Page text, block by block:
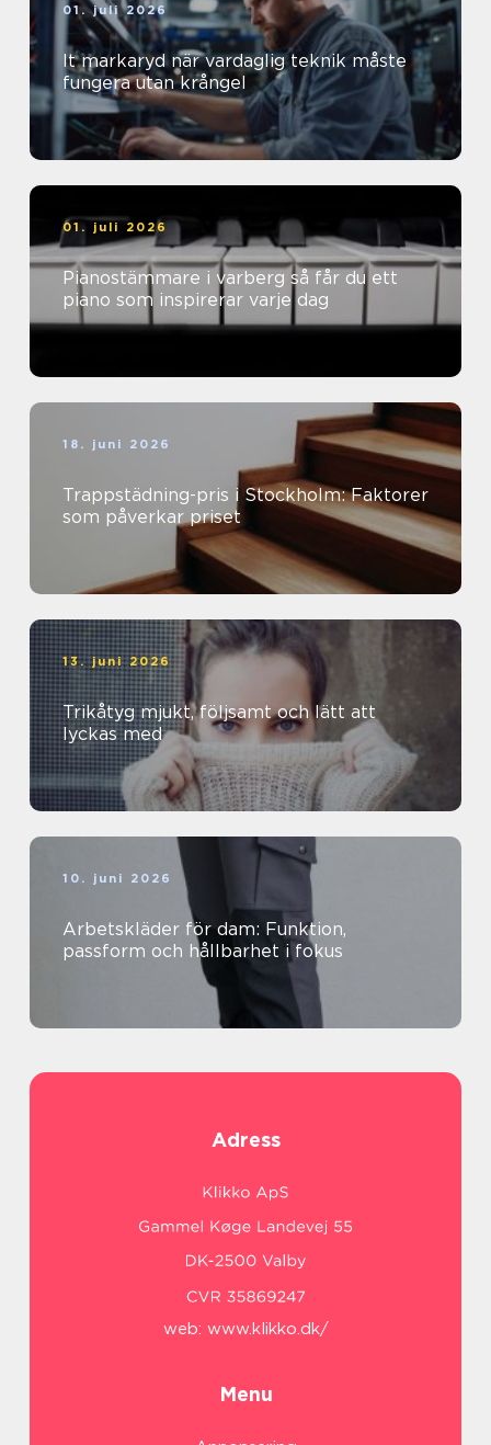
01. juli 2026
It markaryd när vardaglig teknik måste
fungera utan krångel
01. juli 2026
Pianostämmare i varberg så får du ett
piano som inspirerar varje dag
18. juni 2026
Trappstädning-pris i Stockholm: Faktorer
som påverkar priset
13. juni 2026
Trikåtyg mjukt, följsamt och lätt att
lyckas med
10. juni 2026
Arbetskläder för dam: Funktion,
passform och hållbarhet i fokus
Adress
web: www.klikko.dk/
Menu